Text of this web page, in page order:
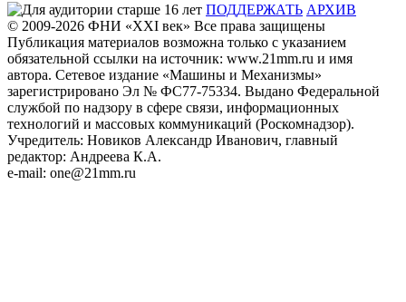
ПОДДЕРЖАТЬ АРХИВ
© 2009-2026 ФHИ «XXI век» Все права защищены
Публикация материалов возможна только с указанием
обязательной ссылки на источник: www.21mm.ru и имя
автора. Сетевое издание «Машины и Механизмы»
зарегистрировано Эл № ФС77-75334. Выдано Федеральной
службой по надзору в сфере связи, информационных
технологий и массовых коммуникаций (Роскомнадзор).
Учредитель: Новиков Александр Иванович, главный
редактор: Андреева К.А.
e-mail: one@21mm.ru